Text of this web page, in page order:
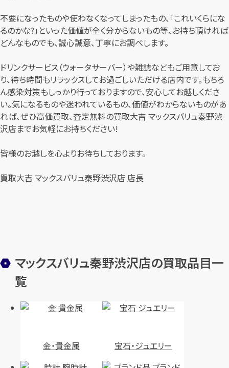
不要になったものや使わなくなってしまったもの、「これいくらにな
るのかな?」といった価値が全く分からないもの等、お持ち頂ければ
どんなものでも、誠心誠意、丁寧にお調べします。
ドリンクサービス（ウォータサーバー）や雑誌などもご用意してお
り、待ち時間もリラックスしてお過ごしいただける店内です。もちろ
ん感染対策もしっかり行っておりますので、安心してお越しくださ
い。気になるものや迷われているもの、価値がわからないものがあ
れば、ぜひ高価買取、査定無料の買取大吉 マックスバリュ秦野渋
沢店までお気軽にお持ちください!
皆様のお越しを心よりお待ちしております。
買取大吉 マックスバリュ秦野渋沢店 店長
マックスバリュ秦野渋沢店の買取品目一
覧
金・貴金属 宝石・ジュエリー